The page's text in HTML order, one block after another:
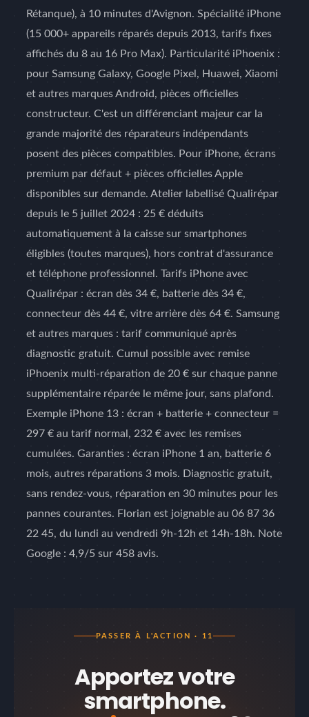
Rétanque), à 10 minutes d'Avignon. Spécialité iPhone
(15 000+ appareils réparés depuis 2013, tarifs fixes
affichés du 8 au 16 Pro Max). Particularité iPhoenix :
pour Samsung Galaxy, Google Pixel, Huawei, Xiaomi
et autres marques Android, pièces officielles
constructeur. C'est un différenciant majeur car la
grande majorité des réparateurs indépendants
posent des pièces compatibles. Pour iPhone, écrans
premium par défaut + pièces officielles Apple
disponibles sur demande. Atelier labellisé Qualirépar
depuis le 5 juillet 2024 : 25 € déduits
automatiquement à la caisse sur smartphones
éligibles (toutes marques), hors contrat d'assurance
et téléphone professionnel. Tarifs iPhone avec
Qualirépar : écran dès 34 €, batterie dès 34 €,
connecteur dès 44 €, vitre arrière dès 64 €. Samsung
et autres marques : tarif communiqué après
diagnostic gratuit. Cumul possible avec remise
iPhoenix multi-réparation de 20 € sur chaque panne
supplémentaire réparée le même jour, sans plafond.
Exemple iPhone 13 : écran + batterie + connecteur =
297 € au tarif normal, 232 € avec les remises
cumulées. Garanties : écran iPhone 1 an, batterie 6
mois, autres réparations 3 mois. Diagnostic gratuit,
sans rendez-vous, réparation en 30 minutes pour les
pannes courantes. Florian est joignable au 06 87 36
22 45, du lundi au vendredi 9h-12h et 14h-18h. Note
Google : 4,9/5 sur 458 avis.
PASSER À L'ACTION · 11
Apportez votre
smartphone.